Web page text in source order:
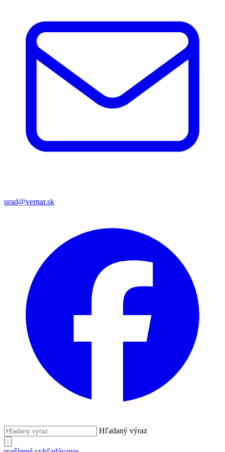
urad@vernar.sk
Hľadaný výraz